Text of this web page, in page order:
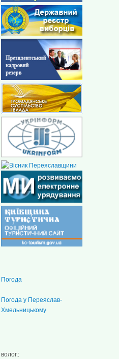
Погода
Погода у Переяслав-
Хмельницькому
волог.: